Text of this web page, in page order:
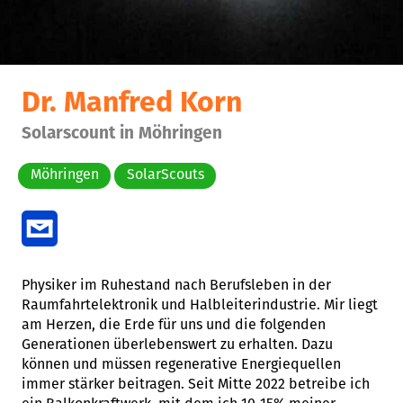
Dr. Manfred Korn
Solarscount in Möhringen
Möhringen SolarScouts
Physiker im Ruhestand nach Berufsleben in der
Raumfahrtelektronik und Halbleiterindustrie. Mir liegt
am Herzen, die Erde für uns und die folgenden
Generationen überlebenswert zu erhalten. Dazu
können und müssen regenerative Energiequellen
immer stärker beitragen. Seit Mitte 2022 betreibe ich